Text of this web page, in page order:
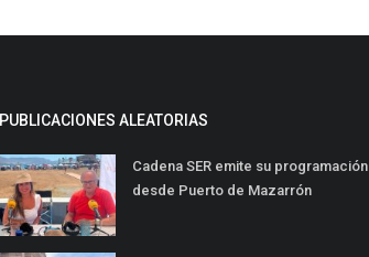
PUBLICACIONES ALEATORIAS
Cadena SER emite su programación
desde Puerto de Mazarrón